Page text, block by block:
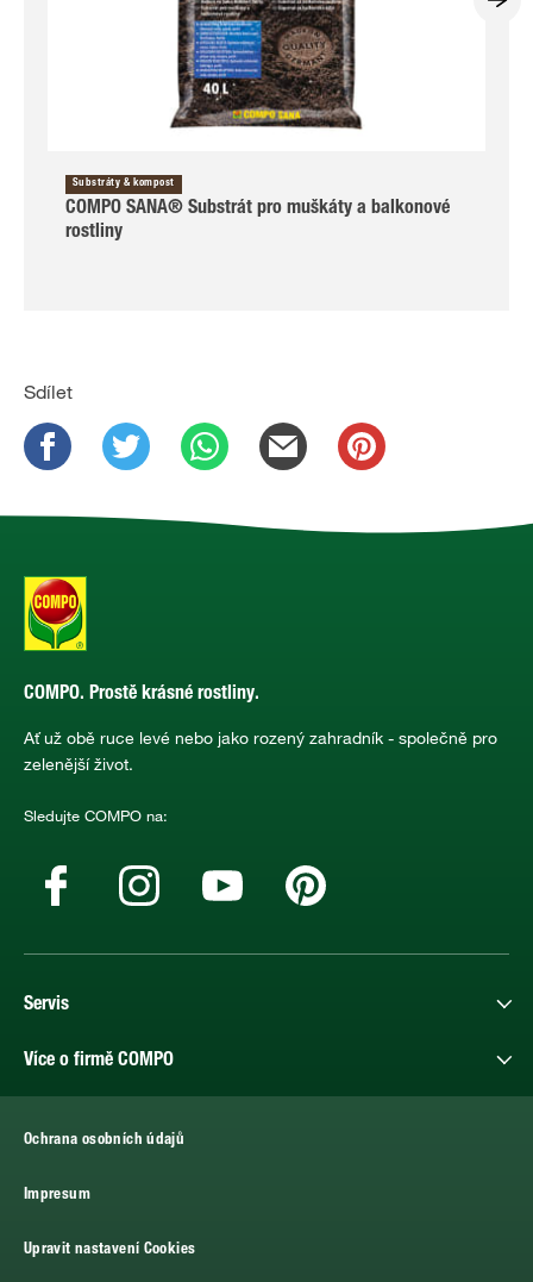
Substráty & kompost
COMPO SANA® Substrát pro muškáty a balkonové
rostliny
Sdílet
COMPO. Prostě krásné rostliny.
Ať už obě ruce levé nebo jako rozený zahradník - společně pro
zelenější život.
Sledujte COMPO na:
Servis
Více o firmě COMPO
Ochrana osobních údajů
Impresum
Upravit nastavení Cookies